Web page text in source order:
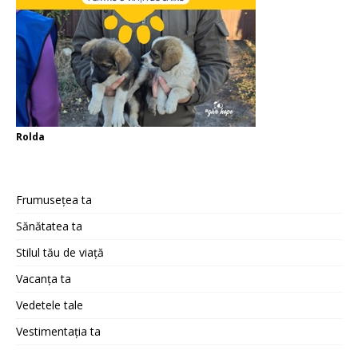
Rolda
Frumusețea ta
Sănătatea ta
Stilul tău de viață
Vacanța ta
Vedetele tale
Vestimentația ta